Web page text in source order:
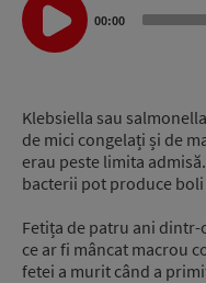
Audio
Player
00:00
Klebsiella sau
de mici congelați și de
erau peste limita
bacterii pot produce boli
Fetița de patru ani
ce ar fi mâncat macrou
fetei a murit când a